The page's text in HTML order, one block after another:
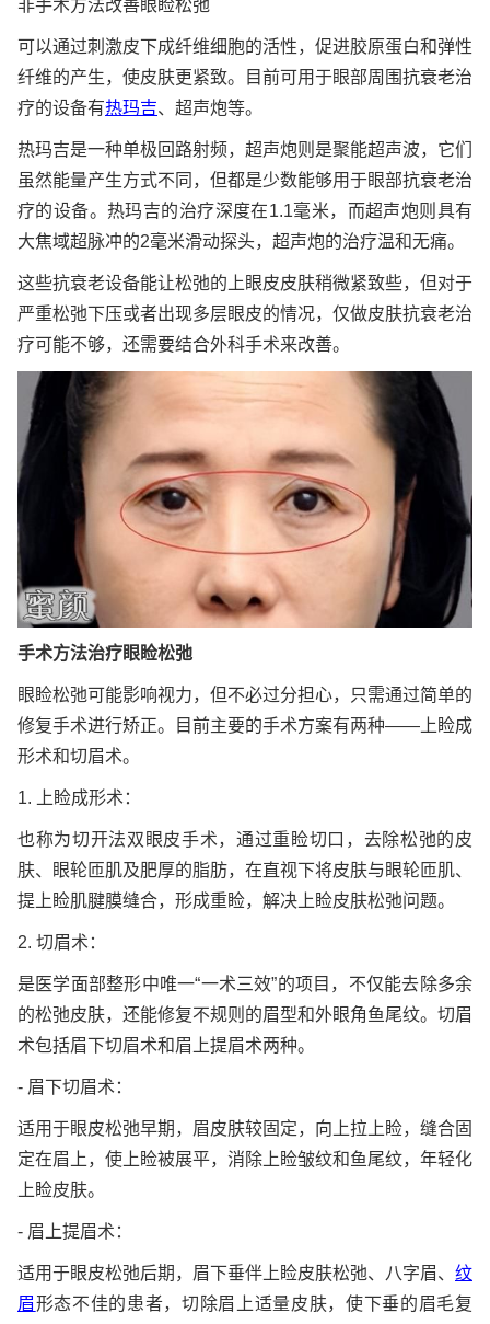
非手术方法改善眼睑松弛
可以通过刺激皮下成纤维细胞的活性，促进胶原蛋白和弹性
纤维的产生，使皮肤更紧致。目前可用于眼部周围抗衰老治
疗的设备有热玛吉、超声炮等。
热玛吉是一种单极回路射频，超声炮则是聚能超声波，它们
虽然能量产生方式不同，但都是少数能够用于眼部抗衰老治
疗的设备。热玛吉的治疗深度在1.1毫米，而超声炮则具有
大焦域超脉冲的2毫米滑动探头，超声炮的治疗温和无痛。
这些抗衰老设备能让松弛的上眼皮皮肤稍微紧致些，但对于
严重松弛下压或者出现多层眼皮的情况，仅做皮肤抗衰老治
疗可能不够，还需要结合外科手术来改善。
手术方法治疗眼睑松弛
眼睑松弛可能影响视力，但不必过分担心，只需通过简单的
修复手术进行矫正。目前主要的手术方案有两种——上睑成
形术和切眉术。
1. 上睑成形术：
也称为切开法双眼皮手术，通过重睑切口，去除松弛的皮
肤、眼轮匝肌及肥厚的脂肪，在直视下将皮肤与眼轮匝肌、
提上睑肌腱膜缝合，形成重睑，解决上睑皮肤松弛问题。
2. 切眉术：
是医学面部整形中唯一“一术三效”的项目，不仅能去除多余
的松弛皮肤，还能修复不规则的眉型和外眼角鱼尾纹。切眉
术包括眉下切眉术和眉上提眉术两种。
- 眉下切眉术：
适用于眼皮松弛早期，眉皮肤较固定，向上拉上睑，缝合固
定在眉上，使上睑被展平，消除上睑皱纹和鱼尾纹，年轻化
上睑皮肤。
- 眉上提眉术：
适用于眼皮松弛后期，眉下垂伴上睑皮肤松弛、八字眉、 纹
眉形态不佳的患者，切除眉上适量皮肤，使下垂的眉毛复